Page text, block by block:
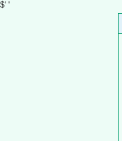
$' '